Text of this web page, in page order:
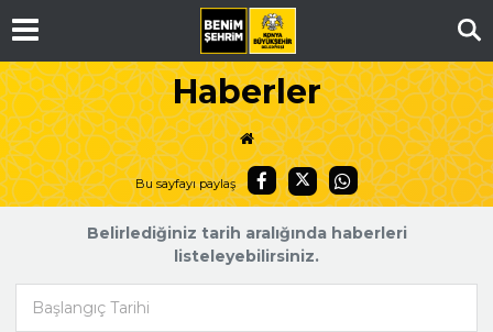
Haberler
Bu sayfayı paylaş
Belirlediğiniz tarih aralığında haberleri
listeleyebilirsiniz.